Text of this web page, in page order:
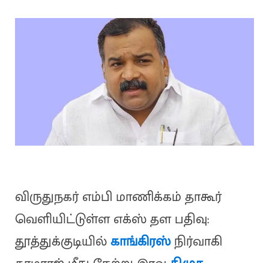
விருதுநகர் எம்பி மாணிக்கம் தாகூர்
வெளியிட்டுள்ள எக்ஸ் தள பதிவு:
தூத்துக்குடியில்காங்கிரஸ்நிர்வாகி